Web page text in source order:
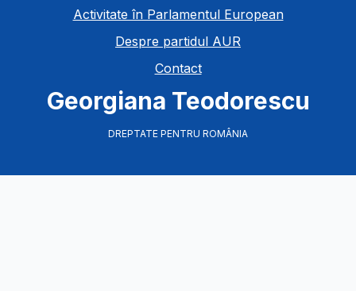
Georgiana Teodorescu
DREPTATE PENTRU ROMÂNIA
Activitate în Parlamentul European
Despre partidul AUR
Contact